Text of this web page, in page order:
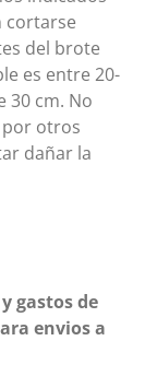
cortarse
del brote
es entre 20-
30 cm. No
otros
dañar la
gastos de
envios a